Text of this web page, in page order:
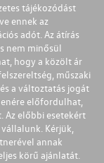
tájékozódást
ennek az
adót. Az átírás
nem minősül
hogy a közölt ár
műszaki
a változtatás jogát
előfordulhat,
Az előbbi esetekért
Kérjük,
annak
körű ajánlatát.